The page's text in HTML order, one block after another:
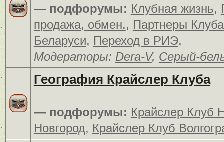
— подфорумы: Клубная жизнь,
продажа, обмен., Партнеры
Беларуси, Переход в РИЭ,
Модераторы: Dera-V, Серый-
География Крайслер Клуба
— подфорумы: Крайслер Клуб
Новгород, Крайслер Клуб